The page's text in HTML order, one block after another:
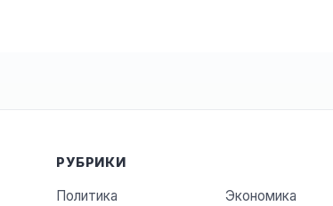
РУБРИКИ
Политика
Экономика